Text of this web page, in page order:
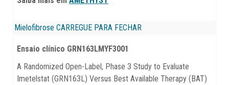
Mielofibrose CARREGUE PARA FECHAR
Ensaio clínico GRN163LMYF3001
A Randomized Open-Label, Phase 3 Study to Evaluate
Imetelstat (GRN163L) Versus Best Available Therapy (BAT)